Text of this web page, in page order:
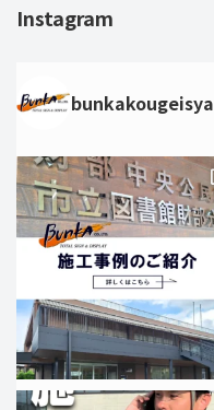
Instagram
bunkakougeisya